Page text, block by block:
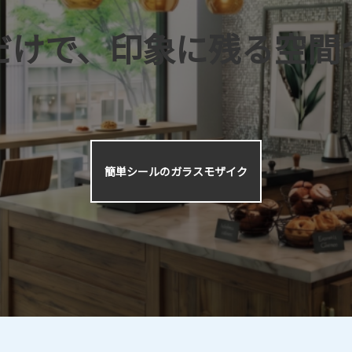
けで、印象に残る空間
簡単シールのガラスモザイク